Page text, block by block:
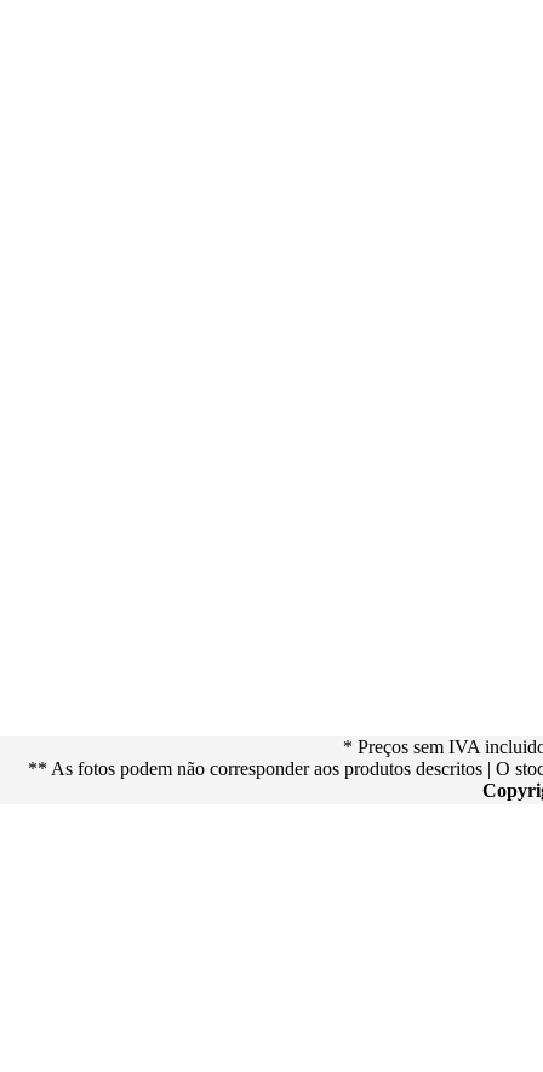
* Preços sem IVA
** As fotos podem não corresponder aos produtos descritos | O